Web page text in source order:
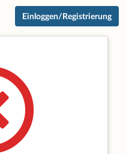
Einloggen/Registrierung